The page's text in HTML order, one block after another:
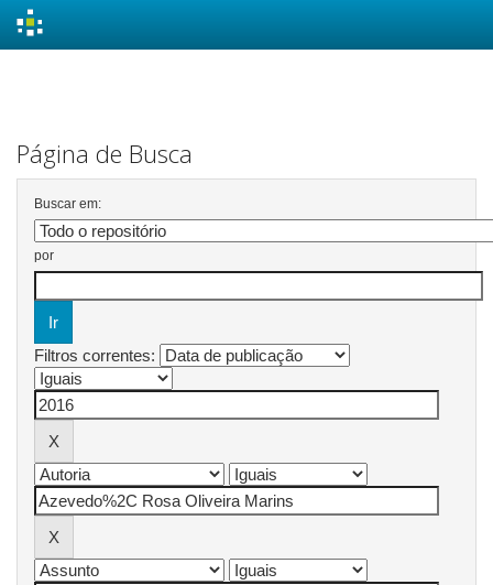
Página de Busca
Buscar em:
por
Filtros correntes: